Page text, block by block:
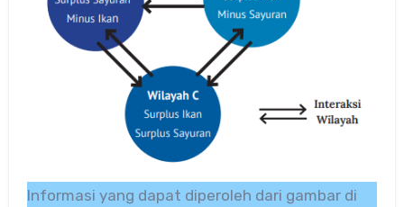
Informasi yang dapat diperoleh dari gambar di